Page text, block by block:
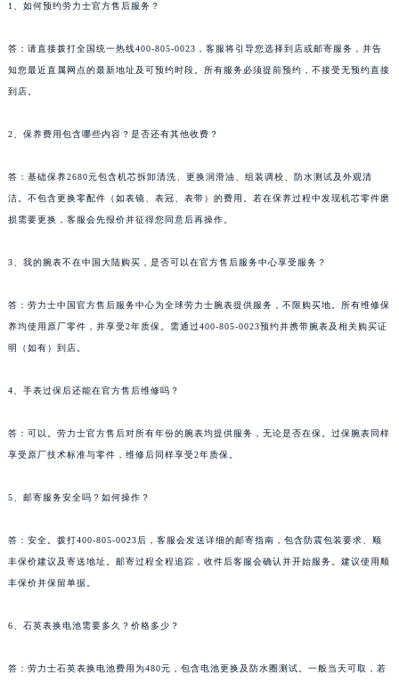
1、如何预约劳力士官方售后服务？
答：请直接拨打全国统一热线400-805-0023，客服将引导您选择到店或邮寄服务，并告
知您最近直属网点的最新地址及可预约时段。所有服务必须提前预约，不接受无预约直接
到店。
2、保养费用包含哪些内容？是否还有其他收费？
答：基础保养2680元包含机芯拆卸清洗、更换润滑油、组装调校、防水测试及外观清
洁。不包含更换零配件（如表镜、表冠、表带）的费用。若在保养过程中发现机芯零件磨
损需要更换，客服会先报价并征得您同意后再操作。
3、我的腕表不在中国大陆购买，是否可以在官方售后服务中心享受服务？
答：劳力士中国官方售后服务中心为全球劳力士腕表提供服务，不限购买地。所有维修保
养均使用原厂零件，并享受2年质保。需通过400-805-0023预约并携带腕表及相关购买证
明（如有）到店。
4、手表过保后还能在官方售后维修吗？
答：可以。劳力士官方售后对所有年份的腕表均提供服务，无论是否在保。过保腕表同样
享受原厂技术标准与零件，维修后同样享受2年质保。
5、邮寄服务安全吗？如何操作？
答：安全。拨打400-805-0023后，客服会发送详细的邮寄指南，包含防震包装要求、顺
丰保价建议及寄送地址。邮寄过程全程追踪，收件后客服会确认并开始服务。建议使用顺
丰保价并保留单据。
6、石英表换电池需要多久？价格多少？
答：劳力士石英表换电池费用为480元，包含电池更换及防水圈测试。一般当天可取，若